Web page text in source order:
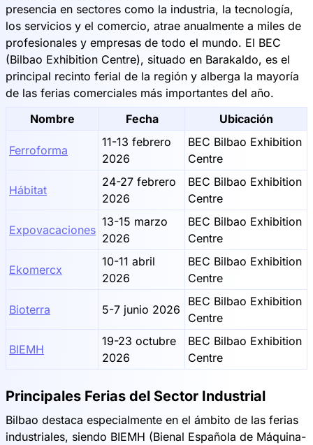
presencia en sectores como la industria, la tecnología,
los servicios y el comercio, atrae anualmente a miles de
profesionales y empresas de todo el mundo. El BEC
(Bilbao Exhibition Centre), situado en Barakaldo, es el
principal recinto ferial de la región y alberga la mayoría
de las ferias comerciales más importantes del año.
Nombre
Fecha Ubicación
Ferroforma
11-13 febrero
2026
BEC Bilbao Exhibition
Centre
Hábitat
24-27 febrero
2026
BEC Bilbao Exhibition
Centre
Expovacaciones
13-15 marzo
2026
BEC Bilbao Exhibition
Centre
Ekomercx
10-11 abril
2026
BEC Bilbao Exhibition
Centre
Bioterra 5-7 junio 2026
BEC Bilbao Exhibition
Centre
BIEMH
19-23 octubre
2026
BEC Bilbao Exhibition
Centre
Principales Ferias del Sector Industrial
Bilbao destaca especialmente en el ámbito de las ferias
industriales, siendo BIEMH (Bienal Española de Máquina-